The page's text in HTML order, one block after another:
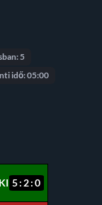
5
idő: 05:00
5:2:0